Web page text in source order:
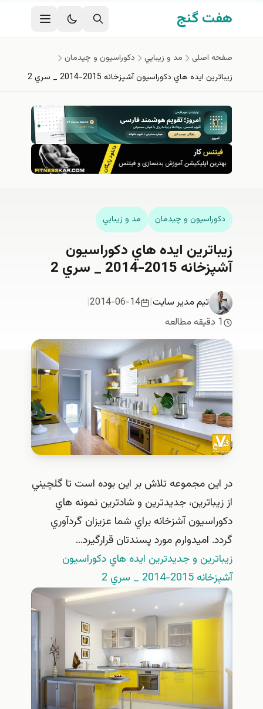
رفتن به محتوای اصلی
هفت گنج
صفحه اصلی مد و زيبايي
دكوراسيون و چيدمان
زيباترين ايده هاي دكوراسيون آشپزخانه 2015-2014 _ سري 2
دكوراسيون و چيدمان مد و زيبايي
زيباترين ايده هاي دكوراسيون
آشپزخانه 2015-2014 _ سري 2
تیم مدیر سایت|
2014-06-14
|
1 دقیقه مطالعه
در اين مجموعه تلاش بر اين بوده است تا گلچيني
از زيباترين، جديدترين و شادترين نمونه هاي
دكوراسيون آشزخانه براي شما عزيزان گردآوري
گردد. اميدوارم مورد پسندتان قرارگيرد…
زيباترين و جديدترين ايده هاي دكوراسيون
آشپزخانه 2015-2014 _ سري 2